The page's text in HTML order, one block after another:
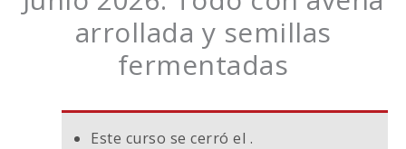
arrollada y semillas
fermentadas
Este curso se cerró el .